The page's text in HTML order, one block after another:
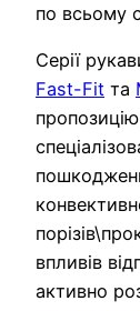
по всьому
Серії
Fast-Fit та
впливів
активно